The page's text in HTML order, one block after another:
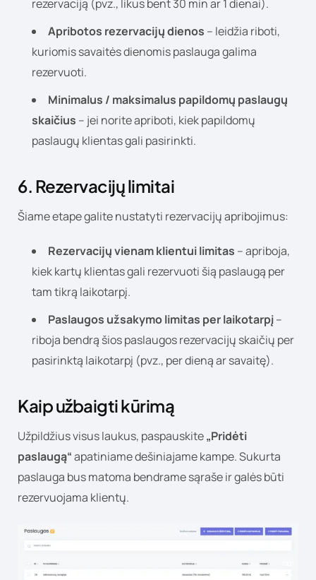
rezervaciją (pvz., likus bent 30 min ar 1 dienai).
Apribotos rezervacijų dienos – leidžia riboti,
kuriomis savaitės dienomis paslauga galima
rezervuoti.
Minimalus / maksimalus papildomų paslaugų
skaičius – jei norite apriboti, kiek papildomų
paslaugų klientas gali pasirinkti.
6. Rezervacijų limitai
Šiame etape galite nustatyti rezervacijų apribojimus:
Rezervacijų vienam klientui limitas – apriboja,
kiek kartų klientas gali rezervuoti šią paslaugą per
tam tikrą laikotarpį.
Paslaugos užsakymo limitas per laikotarpį–
riboja bendrą šios paslaugos rezervacijų skaičių per
pasirinktą laikotarpį (pvz., per dieną ar savaitę).
Kaip užbaigti kūrimą
Užpildžius visus laukus, paspauskite„Pridėti
paslaugą“apatiniame dešiniajame kampe. Sukurta
paslauga bus matoma bendrame sąraše ir galės būti
rezervuojama klientų.